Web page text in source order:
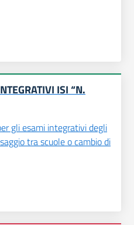
ISI “N.
gli esami integrativi degli
tra scuole o cambio di